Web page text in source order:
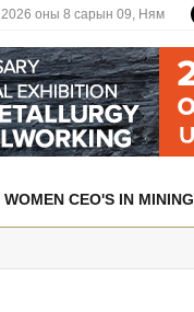
2026 оны 8 сарын 09, Ням
WOMEN CEO'S IN MINING